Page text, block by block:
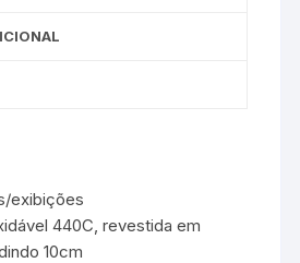
exibições
440C, revestida em
10cm